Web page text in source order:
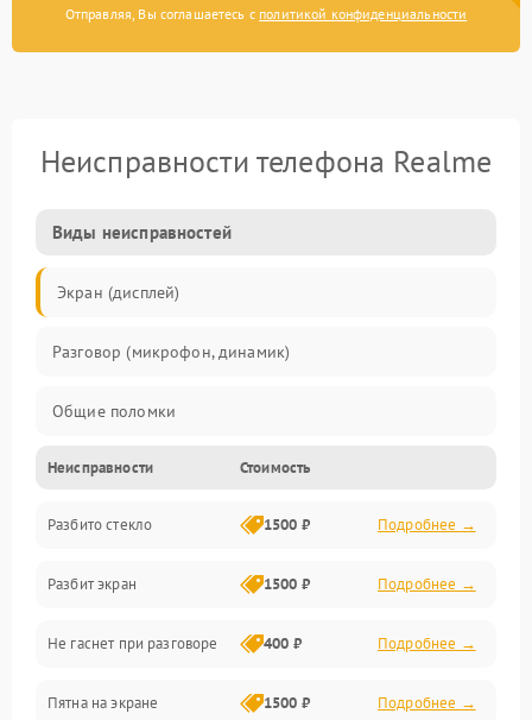
Отправляя, Вы соглашаетесь с политикой конфиденциальности
Неисправности телефона Realme
Виды неисправностей
Экран (дисплей)
Разговор (микрофон, динамик)
Общие поломки
Проблемы связи
Камеры
Проблемы с дисплеем и сенсором
Зарядка
Проблемы с питанием, зарядкой и аккумулятором
Неисправности Стоимость
Разбито стекло 1500 ₽ Подробнее →
Разбит экран 1500 ₽ Подробнее →
Не гаснет при разговоре 400 ₽ Подробнее →
Пятна на экране 1500 ₽ Подробнее →